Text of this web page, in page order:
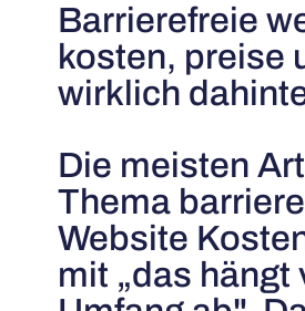
Barrierefreie
kosten, preise
wirklich
Die meisten
Thema
Website
mit „das hängt